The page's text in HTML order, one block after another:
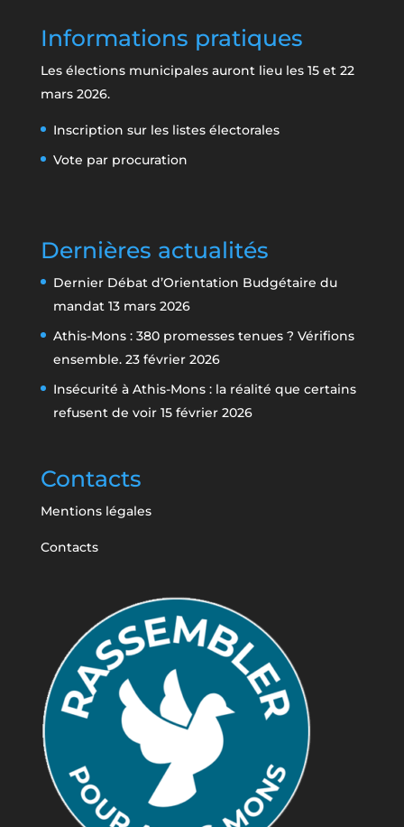
Informations pratiques
Les élections municipales auront lieu les 15 et 22
mars 2026.
Inscription sur les listes électorales
Vote par procuration
Dernières actualités
Dernier Débat d’Orientation Budgétaire du
mandat 13 mars 2026
Athis-Mons : 380 promesses tenues ? Vérifions
ensemble. 23 février 2026
Insécurité à Athis-Mons : la réalité que certains
refusent de voir 15 février 2026
Contacts
Mentions légales
Contacts